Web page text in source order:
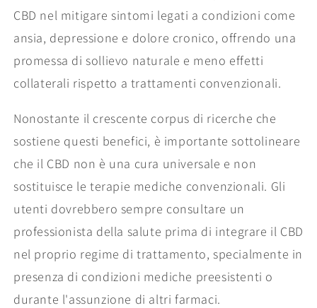
CBD nel mitigare sintomi legati a condizioni come
ansia, depressione e dolore cronico, offrendo una
promessa di sollievo naturale e meno effetti
collaterali rispetto a trattamenti convenzionali.
Nonostante il crescente corpus di ricerche che
sostiene questi benefici, è importante sottolineare
che il CBD non è una cura universale e non
sostituisce le terapie mediche convenzionali. Gli
utenti dovrebbero sempre consultare un
professionista della salute prima di integrare il CBD
nel proprio regime di trattamento, specialmente in
presenza di condizioni mediche preesistenti o
durante l'assunzione di altri farmaci.